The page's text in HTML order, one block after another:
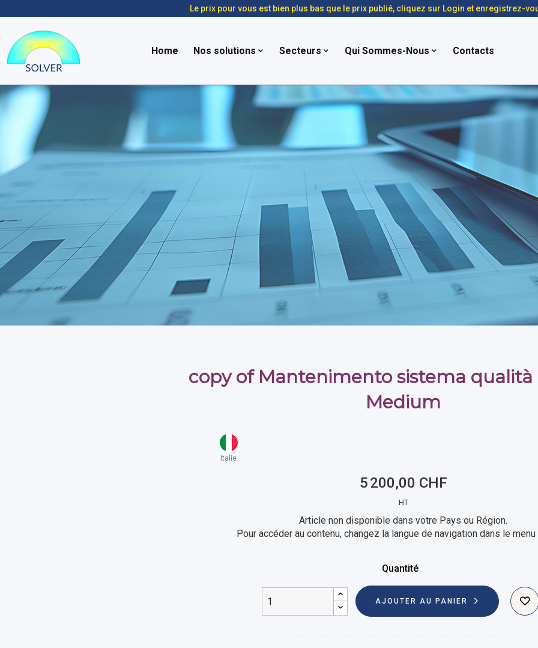
Le prix pour vous est bien plus bas que le prix publié, cliquez sur Login et enregistrez-
Home Nos solutions Secteurs Qui Sommes-Nous Contacts
copy of Mantenimento sistema qualità
Medium
Italie
5 200,00 CHF
HT
Article non disponible dans votre Pays ou Région.
Pour accéder au contenu, changez la langue de navigation dans le menu
Quantité
AJOUTER AU PANIER